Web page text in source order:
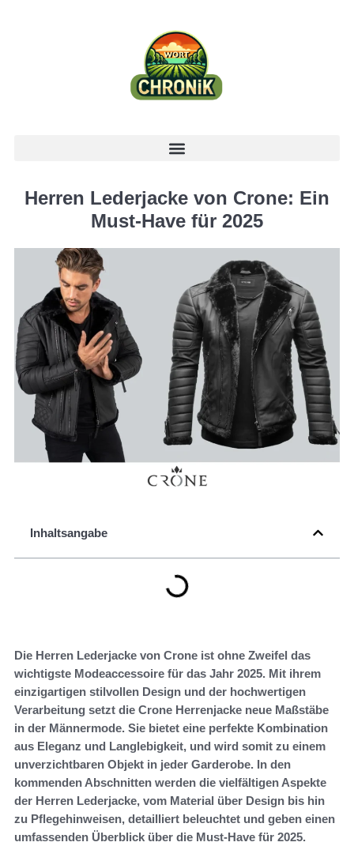
Herren Lederjacke von Crone: Ein
Must-Have für 2025
Inhaltsangabe
Die Herren Lederjacke von Crone ist ohne Zweifel das
wichtigste Modeaccessoire für das Jahr 2025. Mit ihrem
einzigartigen stilvollen Design und der hochwertigen
Verarbeitung setzt die Crone Herrenjacke neue Maßstäbe
in der Männermode. Sie bietet eine perfekte Kombination
aus Eleganz und Langlebigkeit, und wird somit zu einem
unverzichtbaren Objekt in jeder Garderobe. In den
kommenden Abschnitten werden die vielfältigen Aspekte
der Herren Lederjacke, vom Material über Design bis hin
zu Pflegehinweisen, detailliert beleuchtet und geben einen
umfassenden Überblick über die Must-Have für 2025.